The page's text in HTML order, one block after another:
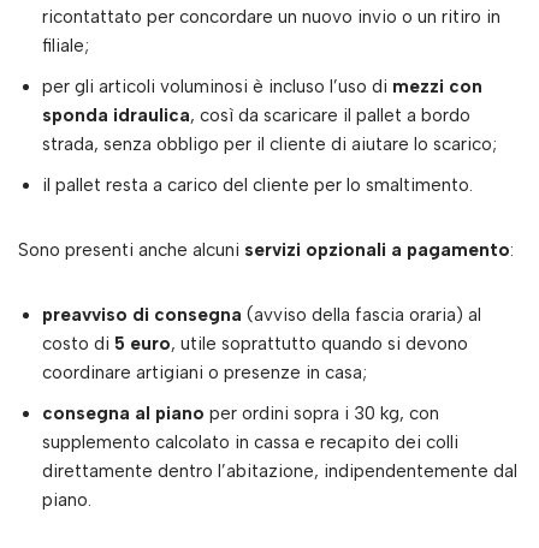
ricontattato per concordare un nuovo invio o un ritiro in
filiale;
per gli articoli voluminosi è incluso l’uso di mezzi con
sponda idraulica, così da scaricare il pallet a bordo
strada, senza obbligo per il cliente di aiutare lo scarico;
il pallet resta a carico del cliente per lo smaltimento.
Sono presenti anche alcuni servizi opzionali a pagamento:
preavviso di consegna (avviso della fascia oraria) al
costo di 5 euro, utile soprattutto quando si devono
coordinare artigiani o presenze in casa;
consegna al piano per ordini sopra i 30 kg, con
supplemento calcolato in cassa e recapito dei colli
direttamente dentro l’abitazione, indipendentemente dal
piano.